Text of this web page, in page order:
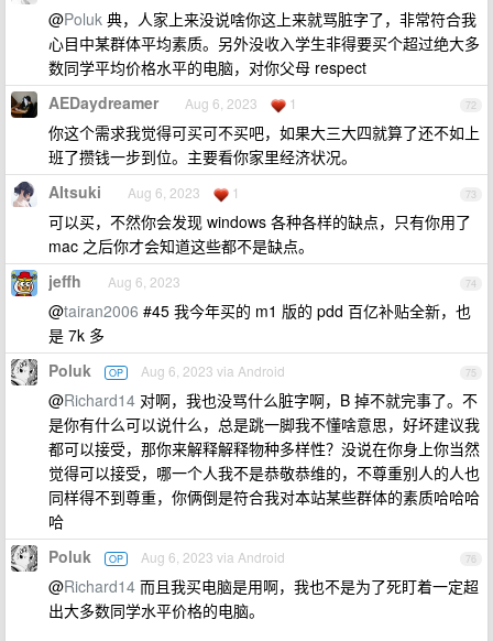
@Poluk 典，人家上来没说啥你这上来就骂脏字了，非常符合我
心目中某群体平均素质。另外没收入学生非得要买个超过绝大多
数同学平均价格水平的电脑，对你父母 respect
72
AEDaydreamer Aug 6, 2023 1
你这个需求我觉得可买可不买吧，如果大三大四就算了还不如上
班了攒钱一步到位。主要看你家里经济状况。
73
AItsuki Aug 6, 2023 1
可以买，不然你会发现 windows 各种各样的缺点，只有你用了
mac 之后你才会知道这些都不是缺点。
74
jeffh Aug 6, 2023
@tairan2006 #45 我今年买的 m1 版的 pdd 百亿补贴全新，也
是 7k 多
75
Poluk OP Aug 6, 2023 via Android
@Richard14 对啊，我也没骂什么脏字啊，B 掉不就完事了。不
是你有什么可以说什么，总是跳一脚我不懂啥意思，好坏建议我
都可以接受，那你来解释解释物种多样性？没说在你身上你当然
觉得可以接受，哪一个人我不是恭敬恭维的，不尊重别人的人也
同样得不到尊重，你俩倒是符合我对本站某些群体的素质哈哈哈
哈
76
Poluk OP Aug 6, 2023 via Android
@Richard14 而且我买电脑是用啊，我也不是为了死盯着一定超
出大多数同学水平价格的电脑。